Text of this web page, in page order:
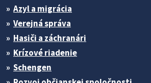
Azyl a migrácia
Verejná správa
Hasiči a záchranári
Krízové riadenie
Schengen